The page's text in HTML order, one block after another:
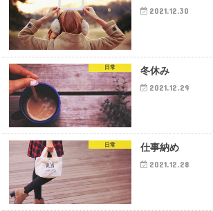
2021.12.30
日常 冬休み
2021.12.29
日常 仕事納め
2021.12.28